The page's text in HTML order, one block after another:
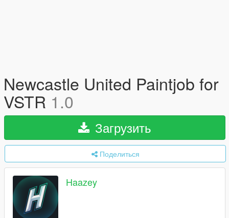
Newcastle United Paintjob for
VSTR 1.0
Загрузить
Поделиться
Haazey